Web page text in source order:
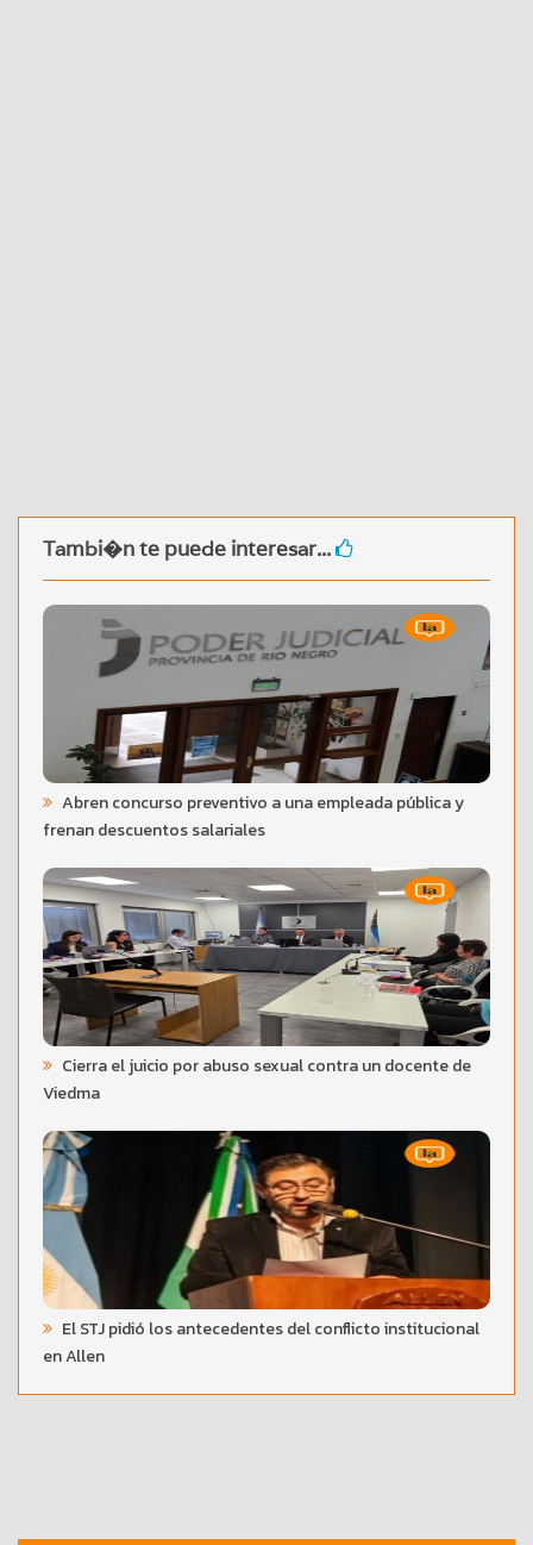
Tambi�n te puede interesar...
Abren concurso preventivo a una empleada pública y
frenan descuentos salariales
Cierra el juicio por abuso sexual contra un docente de
Viedma
El STJ pidió los antecedentes del conflicto institucional
en Allen